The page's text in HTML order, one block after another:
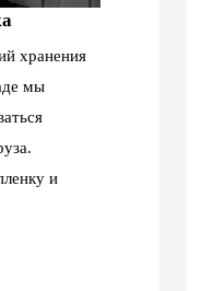
хранения
мы
и